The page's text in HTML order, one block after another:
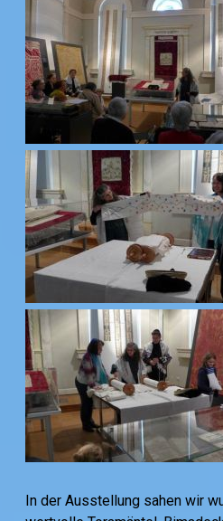
In der Ausstellung sahen wir